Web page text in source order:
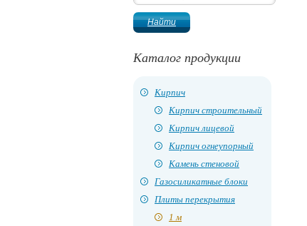
Каталог продукции
Кирпич
Кирпич строительный
Кирпич лицевой
Кирпич огнеупорный
Камень стеновой
Газосиликатные блоки
Плиты перекрытия
1 м